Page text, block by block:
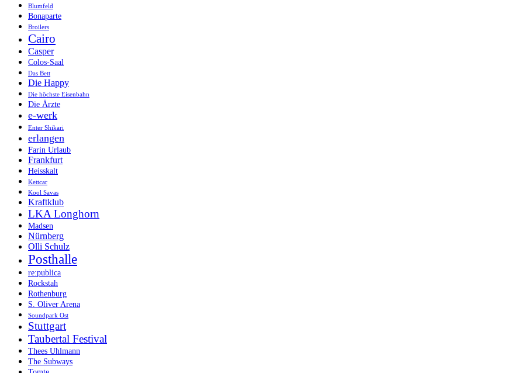
Blumfeld
Bonaparte
Broilers
Cairo
Casper
Colos-Saal
Das Bett
Die Happy
Die höchste Eisenbahn
Die Ärzte
e-werk
Enter Shikari
erlangen
Farin Urlaub
Frankfurt
Heisskalt
Kettcar
Kool Savas
Kraftklub
LKA Longhorn
Madsen
Nürnberg
Olli Schulz
Posthalle
re:publica
Rockstah
Rothenburg
S. Oliver Arena
Soundpark Ost
Stuttgart
Taubertal Festival
Thees Uhlmann
The Subways